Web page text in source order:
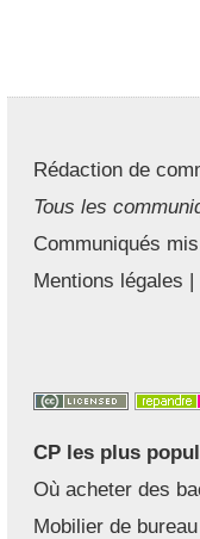
Rédaction de
Tous les
Communiqués
Mentions légales |
CP les plus
Où acheter des
Mobilier de